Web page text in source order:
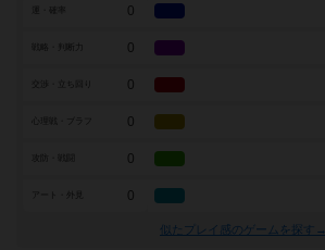
0
戦略・判断力 0
0
0
0
アート・外見 0
似たプレイ感のゲームを探す→